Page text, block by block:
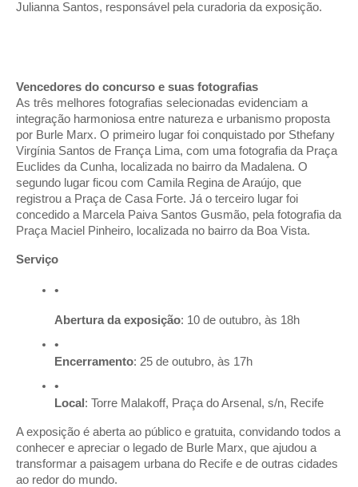
Julianna Santos, responsável pela curadoria da exposição.
Vencedores do concurso e suas fotografias
As três melhores fotografias selecionadas evidenciam a
integração harmoniosa entre natureza e urbanismo proposta
por Burle Marx. O primeiro lugar foi conquistado por Sthefany
Virgínia Santos de França Lima, com uma fotografia da Praça
Euclides da Cunha, localizada no bairro da Madalena. O
segundo lugar ficou com Camila Regina de Araújo, que
registrou a Praça de Casa Forte. Já o terceiro lugar foi
concedido a Marcela Paiva Santos Gusmão, pela fotografia da
Praça Maciel Pinheiro, localizada no bairro da Boa Vista.
Serviço
Abertura da exposição: 10 de outubro, às 18h
Encerramento: 25 de outubro, às 17h
Local : Torre Malakoff, Praça do Arsenal, s/n, Recife
A exposição é aberta ao público e gratuita, convidando todos a
conhecer e apreciar o legado de Burle Marx, que ajudou a
transformar a paisagem urbana do Recife e de outras cidades
ao redor do mundo.